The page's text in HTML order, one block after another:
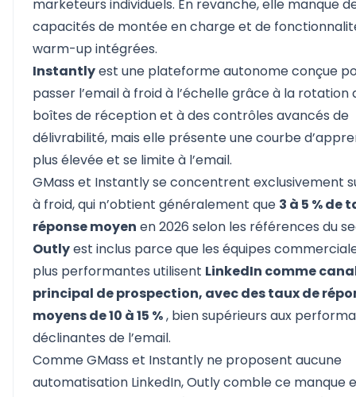
marketeurs individuels. En revanche, elle manque
capacités de montée en charge et de
warm-up intégrées.
Instantlyest une plateforme autonome conçue
passer l’email à froid à l’échelle grâce à la rotation
boîtes de réception et à des contrôles avancés de
délivrabilité, mais elle présente une courbe
plus élevée et se limite à l’email.
GMass et Instantly se concentrent exclusivement
à froid,qui n’obtient généralement que 3 à 5 % de
réponse moyen en 2026 selon les références du
Outlyest inclus parce que les équipes
plus performantes utilisent LinkedIn comme
principal de prospection, avec des taux de
moyens de 10 à 15 %, bien supérieurs aux
déclinantes de l’email.
Comme GMass et Instantly ne proposent aucune
automatisation LinkedIn, Outly comble ce manque